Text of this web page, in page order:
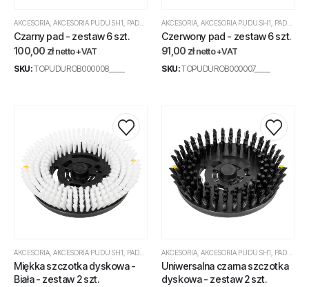
AKCESORIA AKCESORIA PUDU SH1 PADY SH1
Czarny pad - zestaw 6 szt.
100,00 zł netto +VAT
SKU:TOPUDUROB000008_____
AKCESORIA AKCESORIA PUDU SH1 PADY SH1
Czerwony pad - zestaw 6 szt.
91,00 zł netto +VAT
SKU:TOPUDUROB000007_____
AKCESORIA AKCESORIA PUDU SH1 PADY SH1 SZCZOTKI SH1
Miękka szczotka dyskowa -
Biała - zestaw 2 szt.
AKCESORIA AKCESORIA PUDU SH1 PADY SH1
Uniwersalna czarna szczotka
dyskowa - zestaw 2 szt.